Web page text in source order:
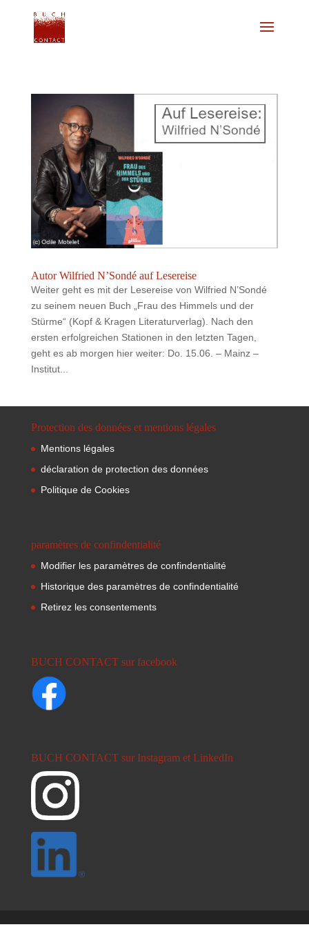
Autor Wilfried N’Sondé auf Lesereise
Weiter geht es mit der Lesereise von Wilfried N’Sondé
zu seinem neuen Buch „Frau des Himmels und der
Stürme“ (Kopf & Kragen Literaturverlag). Nach den
ersten erfolgreichen Stationen in den letzten Tagen,
geht es ab morgen hier weiter: Do. 15.06. – Mainz –
Institut...
Protection des données et mentions légales
Mentions légales
déclaration de protection des données
Politique de Cookies
paramètres de confindentialité
Modifier les paramètres de confindentialité
Historique des paramètres de confindentialité
Retirez les consentements
BUCH CONTACT sur facebook
BUCH CONTACT sur Instagram et LinkedIn